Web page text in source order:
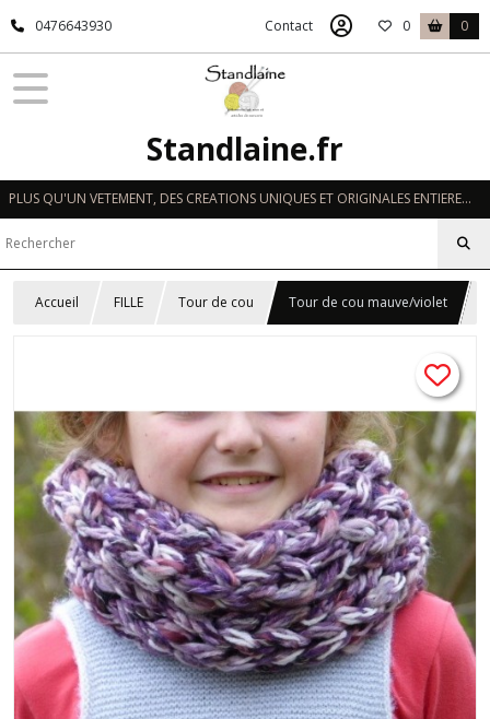
0476643930 Contact 0 0
Standlaine.fr
PLUS QU'UN VETEMENT, DES CREATIONS UNIQUES ET ORIGINALES ENTIEREMENT REALISEES A LA MAIN EN FRANCE
Accueil FILLE Tour de cou Tour de cou mauve/violet